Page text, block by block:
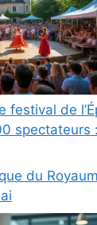
festival de
spectateurs
du